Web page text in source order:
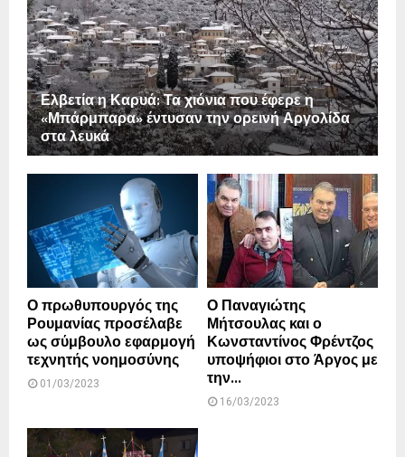
Ελβετία η Καρυά: Τα χιόνια που έφερε η
«Μπάρμπαρα» έντυσαν την ορεινή Αργολίδα
στα λευκά
Ο πρωθυπουργός της
Ρουμανίας προσέλαβε
ως σύμβουλο εφαρμογή
τεχνητής νοημοσύνης
01/03/2023
Ο Παναγιώτης
Μήτσουλας και ο
Κωνσταντίνος Φρέντζος
υποψήφιοι στο Άργος με
την...
16/03/2023